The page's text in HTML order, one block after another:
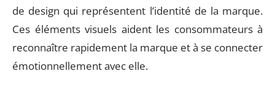
de design qui représentent l’identité de la marque.
Ces éléments visuels aident les consommateurs à
reconnaître rapidement la marque et à se connecter
émotionnellement avec elle.